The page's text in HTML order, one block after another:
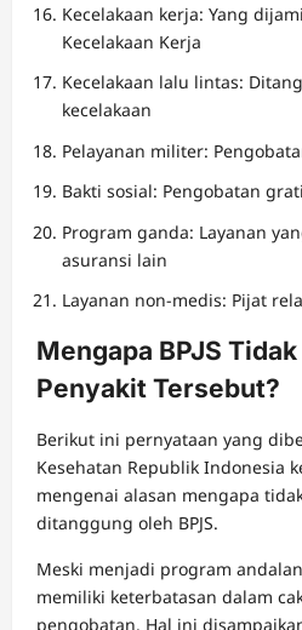
Kecelakaan kerja: Yang
Kecelakaan Kerja
Kecelakaan lalu lintas:
kecelakaan
Pelayanan militer:
Bakti sosial: Pengobatan
Program ganda: Layanan
asuransi lain
Layanan non-medis: Pijat
Mengapa BPJS
Penyakit Tersebut?
Berikut ini pernyataan yang
Kesehatan Republik Indonesia
mengenai alasan mengapa
ditanggung oleh BPJS.
Meski menjadi program
memiliki keterbatasan dalam
pengobatan. Hal ini